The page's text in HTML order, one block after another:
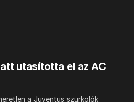
utasította el az AC
a Juventus szurkolók